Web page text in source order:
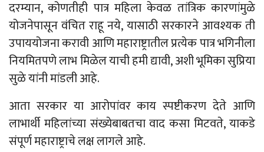
दरम्यान, कोणतीही पात्र महिला केवळ तांत्रिक कारणांमुळे
योजनेपासून वंचित राहू नये, यासाठी सरकारने आवश्यक ती
उपाययोजना करावी आणि महाराष्ट्रातील प्रत्येक पात्र भगिनीला
नियमितपणे लाभ मिळेल याची हमी द्यावी, अशी भूमिका सुप्रिया
सुळे यांनी मांडली आहे.
आता सरकार या आरोपांवर काय स्पष्टीकरण देते आणि
लाभार्थी महिलांच्या संख्येबाबतचा वाद कसा मिटवते, याकडे
संपूर्ण महाराष्ट्राचे लक्ष लागले आहे.